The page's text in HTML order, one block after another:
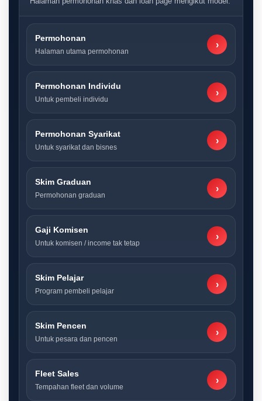
Permohonan
Halaman utama permohonan
›
Permohonan Individu
Untuk pembeli individu
›
Permohonan Syarikat
Untuk syarikat dan bisnes
›
Skim Graduan
Permohonan graduan
›
Gaji Komisen
Untuk komisen / income tak tetap
›
Skim Pelajar
Program pembeli pelajar
›
Skim Pencen
Untuk pesara dan pencen
›
Fleet Sales
Tempahan fleet dan volume
›